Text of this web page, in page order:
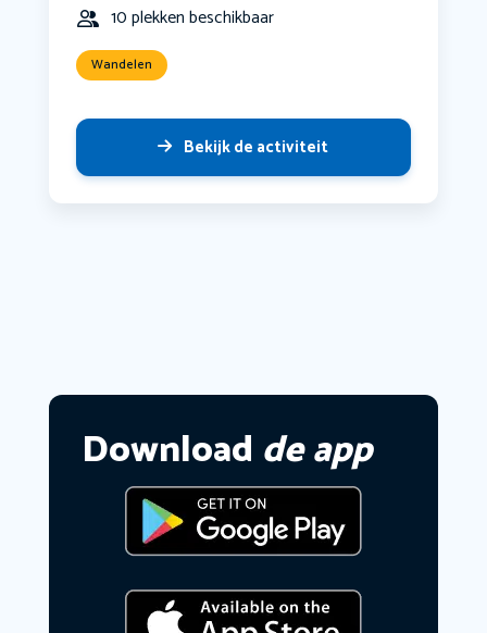
10 plekken beschikbaar
Wandelen
Bekijk de activiteit
Download de app